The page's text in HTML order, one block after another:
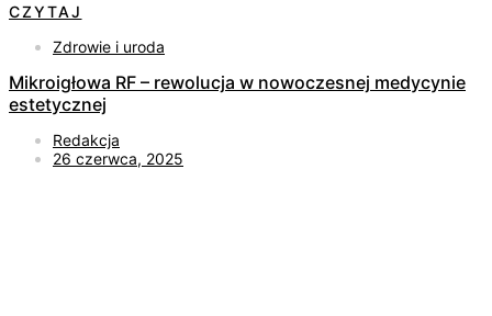
CZYTAJ
Zdrowie i uroda
Mikroigłowa RF – rewolucja w nowoczesnej medycynie
estetycznej
Redakcja
26 czerwca, 2025